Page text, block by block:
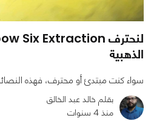
الذهبية
سواء كنت مبتدئ أو محترف، فهذه
بقلم خالد عبد الخالق
منذ 4 سنوات